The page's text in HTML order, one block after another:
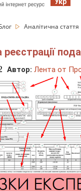
Аналітична стаття
Автор: Лента от